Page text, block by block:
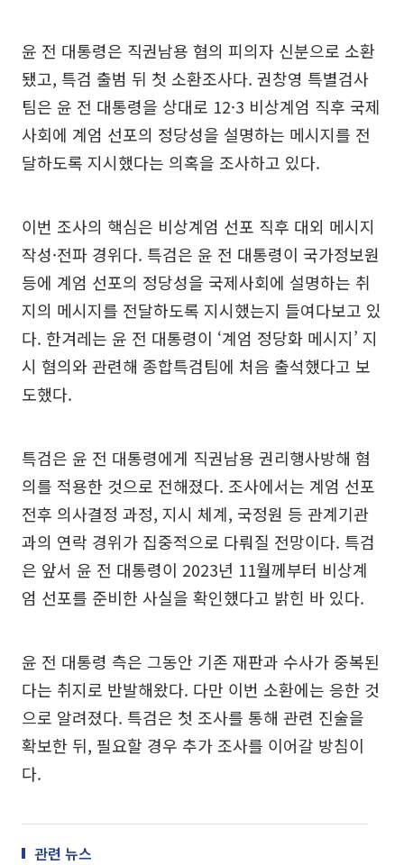
윤 전 대통령은 직권남용 혐의 피의자 신분으로 소환
됐고, 특검 출범 뒤 첫 소환조사다. 권창영 특별검사
팀은 윤 전 대통령을 상대로 12·3 비상계엄 직후 국제
사회에 계엄 선포의 정당성을 설명하는 메시지를 전
달하도록 지시했다는 의혹을 조사하고 있다.
이번 조사의 핵심은 비상계엄 선포 직후 대외 메시지
작성·전파 경위다. 특검은 윤 전 대통령이 국가정보원
등에 계엄 선포의 정당성을 국제사회에 설명하는 취
지의 메시지를 전달하도록 지시했는지 들여다보고 있
다. 한겨레는 윤 전 대통령이 ‘계엄 정당화 메시지’ 지
시 혐의와 관련해 종합특검팀에 처음 출석했다고 보
도했다.
특검은 윤 전 대통령에게 직권남용 권리행사방해 혐
의를 적용한 것으로 전해졌다. 조사에서는 계엄 선포
전후 의사결정 과정, 지시 체계, 국정원 등 관계기관
과의 연락 경위가 집중적으로 다뤄질 전망이다. 특검
은 앞서 윤 전 대통령이 2023년 11월께부터 비상계
엄 선포를 준비한 사실을 확인했다고 밝힌 바 있다.
윤 전 대통령 측은 그동안 기존 재판과 수사가 중복된
다는 취지로 반발해왔다. 다만 이번 소환에는 응한 것
으로 알려졌다. 특검은 첫 조사를 통해 관련 진술을
확보한 뒤, 필요할 경우 추가 조사를 이어갈 방침이
다.
관련 뉴스